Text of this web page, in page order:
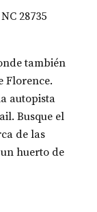
28735
también
Florence.
autopista
Busque el
de las
huerto de